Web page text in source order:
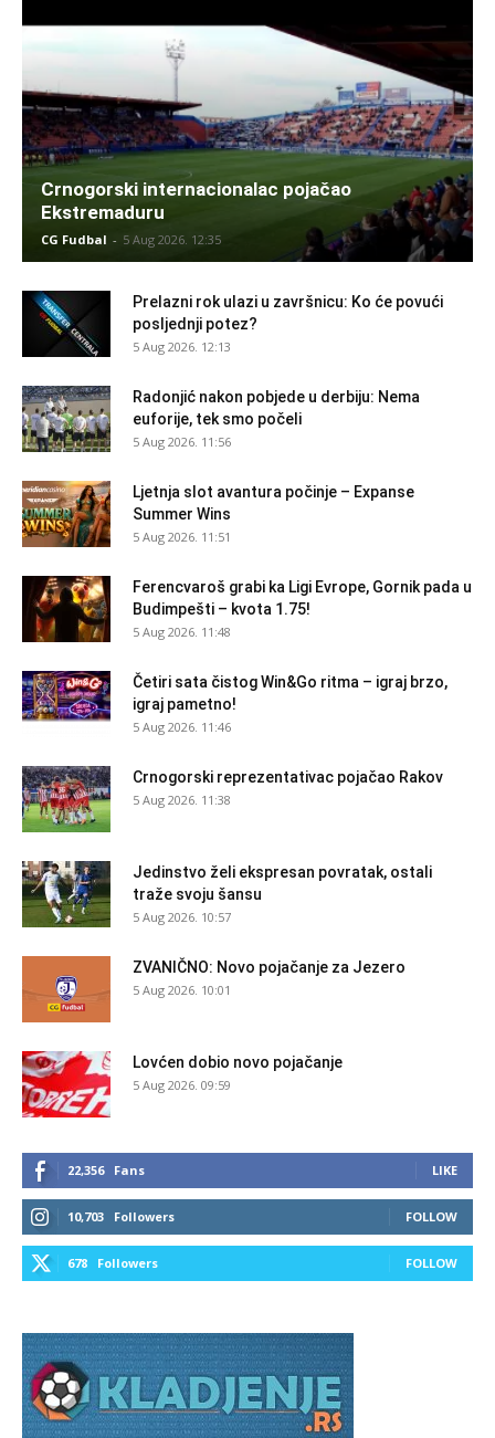
Crnogorski internacionalac pojačao
Ekstremaduru
CG Fudbal - 5 Aug 2026. 12:35
Prelazni rok ulazi u završnicu: Ko će povući
posljednji potez?
5 Aug 2026. 12:13
Radonjić nakon pobjede u derbiju: Nema
euforije, tek smo počeli
5 Aug 2026. 11:56
Ljetnja slot avantura počinje – Expanse
Summer Wins
5 Aug 2026. 11:51
Ferencvaroš grabi ka Ligi Evrope, Gornik pada u
Budimpešti – kvota 1.75!
5 Aug 2026. 11:48
Četiri sata čistog Win&Go ritma – igraj brzo,
igraj pametno!
5 Aug 2026. 11:46
Crnogorski reprezentativac pojačao Rakov
5 Aug 2026. 11:38
Jedinstvo želi ekspresan povratak, ostali
traže svoju šansu
5 Aug 2026. 10:57
ZVANIČNO: Novo pojačanje za Jezero
5 Aug 2026. 10:01
Lovćen dobio novo pojačanje
5 Aug 2026. 09:59
22,356 Fans LIKE
10,703 Followers FOLLOW
678 Followers FOLLOW